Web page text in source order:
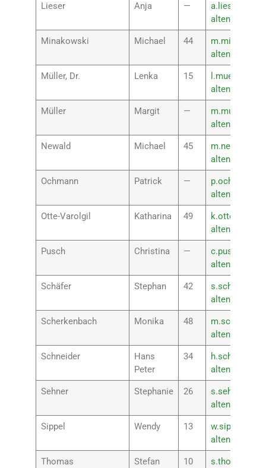
Lieser Anja —
Minakowski Michael 44
Müller, Dr. Lenka 15
Müller Margit —
Newald Michael 45
Ochmann Patrick —
Otte-Varolgil Katharina 49
k.otte-
Pusch Christina —
Schäfer Stephan 42
Scherkenbach Monika 48
Schneider
Hans
Peter
34
Sehner Stephanie 26
Sippel Wendy 13
Thomas Stefan 10